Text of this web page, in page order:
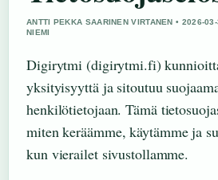
ANTTI PEKKA SAARINEN VIRTANEN • 2026-
NIEMI
Digirytmi (digirytmi.fi)
yksityisyyttä ja sitoutuu
henkilötietojaan. Tämä
miten keräämme, käytämme ja
kun vierailet sivustollamme.